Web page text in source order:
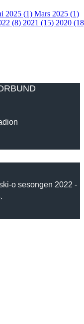
2025 (1) Mars 2025 (1)
(8) 2021 (15) 2020
o sesongen 2022 -